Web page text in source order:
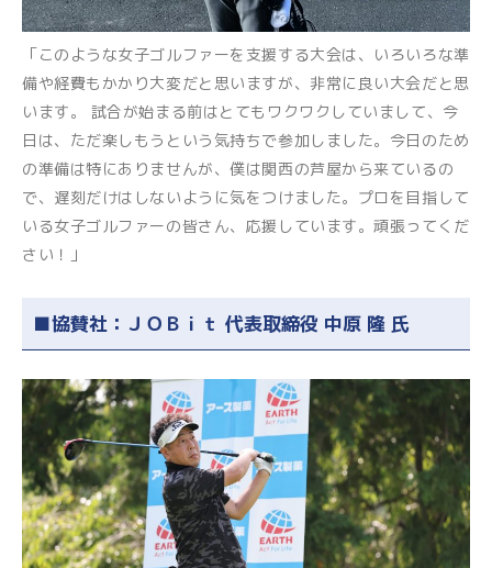
「このような女子ゴルファーを支援する大会は、いろいろな準
備や経費もかかり大変だと思いますが、非常に良い大会だと思
います。 試合が始まる前はとてもワクワクしていまして、今
日は、ただ楽しもうという気持ちで参加しました。今日のため
の準備は特にありませんが、僕は関西の芦屋から来ているの
で、遅刻だけはしないように気をつけました。プロを目指して
いる女子ゴルファーの皆さん、応援しています。頑張ってくだ
さい！」
■協賛社：ＪＯＢｉｔ 代表取締役 中原 隆 氏